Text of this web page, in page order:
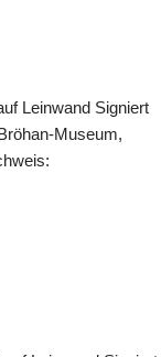
Leinwand Signiert
Museum,